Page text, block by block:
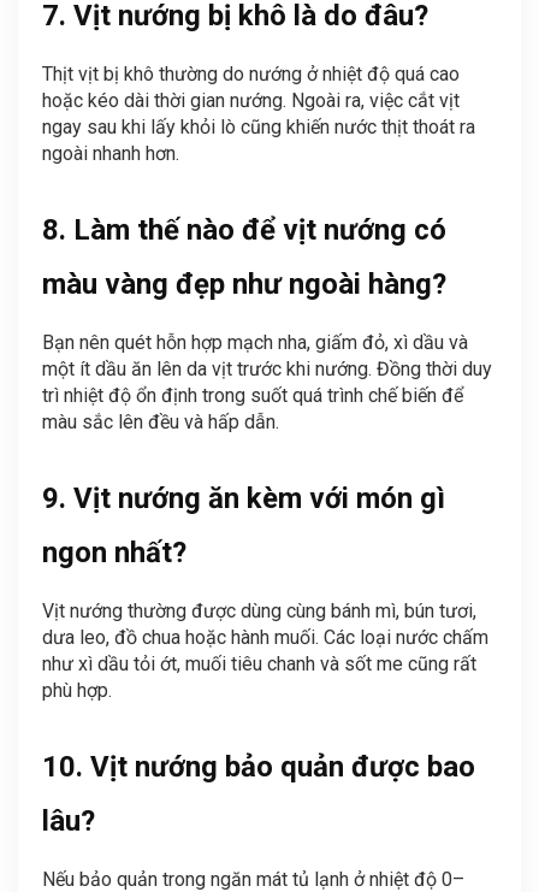
7. Vịt nướng bị khô là do đâu?
Thịt vịt bị khô thường do nướng ở nhiệt độ quá cao
hoặc kéo dài thời gian nướng. Ngoài ra, việc cắt vịt
ngay sau khi lấy khỏi lò cũng khiến nước thịt thoát ra
ngoài nhanh hơn.
8. Làm thế nào để vịt nướng có
màu vàng đẹp như ngoài hàng?
Bạn nên quét hỗn hợp mạch nha, giấm đỏ, xì dầu và
một ít dầu ăn lên da vịt trước khi nướng. Đồng thời duy
trì nhiệt độ ổn định trong suốt quá trình chế biến để
màu sắc lên đều và hấp dẫn.
9. Vịt nướng ăn kèm với món gì
ngon nhất?
Vịt nướng thường được dùng cùng bánh mì, bún tươi,
dưa leo, đồ chua hoặc hành muối. Các loại nước chấm
như xì dầu tỏi ớt, muối tiêu chanh và sốt me cũng rất
phù hợp.
10. Vịt nướng bảo quản được bao
lâu?
Nếu bảo quản trong ngăn mát tủ lạnh ở nhiệt độ 0–